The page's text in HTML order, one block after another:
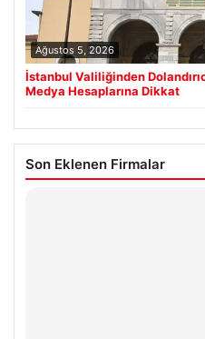
Ağustos 5, 2026
İstanbul Valiliğinden
Medya Hesaplarına Dikkat
Son Eklenen Firmalar